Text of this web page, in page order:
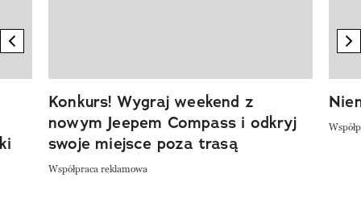
previous element
Konkurs! Wygraj weekend z
nowym Jeepem Compass i odkryj
swoje miejsce poza trasą
Współpraca reklamowa